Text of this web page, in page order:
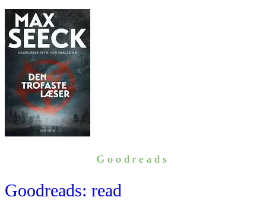
Goodreads
Goodreads: read